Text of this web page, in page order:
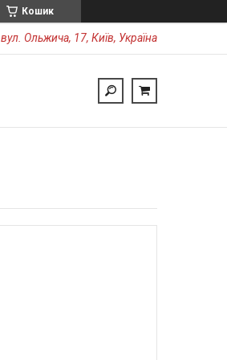
Кошик
вул. Ольжича, 17, Київ, Україна